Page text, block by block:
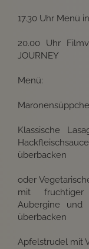
17.30 Uhr Menü
20.00 Uhr
JOURNEY
Menü:
Klassische
überbacken
oder
mit fruchtiger
Aubergine und
überbacken
Apfelstrudel mit